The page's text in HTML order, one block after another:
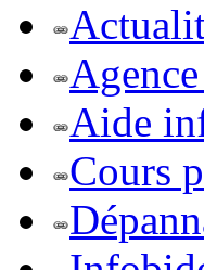
Aide
Cours